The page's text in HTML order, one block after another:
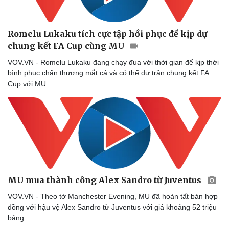
Romelu Lukaku tích cực tập hồi phục để kịp dự
chung kết FA Cup cùng MU
VOV.VN - Romelu Lukaku đang chạy đua với thời gian để kịp thời
bình phục chấn thương mắt cá và có thể dự trận chung kết FA
Cup với MU.
MU mua thành công Alex Sandro từ Juventus
VOV.VN - Theo tờ Manchester Evening, MU đã hoàn tất bản hợp
đồng với hậu vệ Alex Sandro từ Juventus với giá khoảng 52 triệu
bảng.